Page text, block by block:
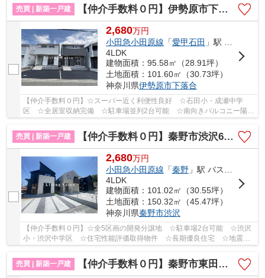
売買 | 新築一戸建
【仲介手数料０円】伊勢原市下落合第12 新築一戸建て 全2棟
2,680万円
小田急小田原線 「愛甲石田 」駅 バス11分 「下落合（神奈川県）」 停歩3分
4LDK
建物面積：95.58㎡（28.91坪）
土地面積：101.60㎡（30.73坪）
神奈川県伊勢原市下落合
【仲介手数料０円】☆スーパー近く利便性良好 ☆石田小・成瀬中学
区 ☆全居室収納完備 ☆駐車場並列2台可能 ☆南向きバルコニー陽当
り良好 ☆ZEH水準省エネ住宅♪ 【伊勢原市の新築一戸...
売買 | 新築一戸建
【仲介手数料０円】秦野市渋沢6期 新築一戸建て 全5棟
2,680万円
小田急小田原線 「秦野」駅 バス12分 「三協町入口」 停歩9分
4LDK
建物面積：101.02㎡（30.55坪）
土地面積：150.32㎡（45.47坪）
神奈川県秦野市渋沢
【仲介手数料０円】☆全5区画の開発分譲地 ☆駐車場2台可能 ☆渋沢
小・渋沢中学区 ☆住宅性能評価取得物件 ☆長期優良住宅 ☆地震に
安心の耐震等級3 ☆スーパー近く利便性良好♪ 【秦野...
売買 | 新築一戸建
【仲介手数料０円】秦野市東田原第11 新築一戸建て 2号棟 全4棟